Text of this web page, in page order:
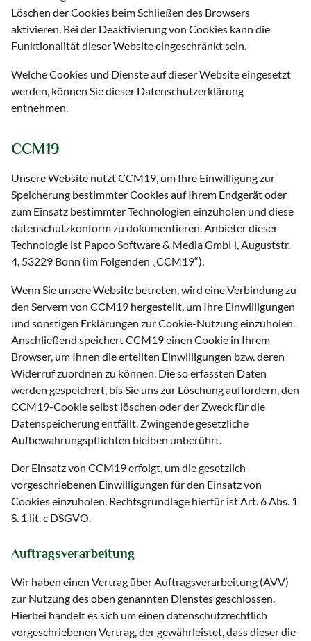
Löschen der Cookies beim Schließen des Browsers
aktivieren. Bei der Deaktivierung von Cookies kann die
Funktionalität dieser Website eingeschränkt sein.
Welche Cookies und Dienste auf dieser Website eingesetzt
werden, können Sie dieser Datenschutzerklärung
entnehmen.
CCM19
Unsere Website nutzt CCM19, um Ihre Einwilligung zur
Speicherung bestimmter Cookies auf Ihrem Endgerät oder
zum Einsatz bestimmter Technologien einzuholen und diese
datenschutzkonform zu dokumentieren. Anbieter dieser
Technologie ist Papoo Software & Media GmbH, Auguststr.
4, 53229 Bonn (im Folgenden „CCM19“).
Wenn Sie unsere Website betreten, wird eine Verbindung zu
den Servern von CCM19 hergestellt, um Ihre Einwilligungen
und sonstigen Erklärungen zur Cookie-Nutzung einzuholen.
Anschließend speichert CCM19 einen Cookie in Ihrem
Browser, um Ihnen die erteilten Einwilligungen bzw. deren
Widerruf zuordnen zu können. Die so erfassten Daten
werden gespeichert, bis Sie uns zur Löschung auffordern, den
CCM19-Cookie selbst löschen oder der Zweck für die
Datenspeicherung entfällt. Zwingende gesetzliche
Aufbewahrungspflichten bleiben unberührt.
Der Einsatz von CCM19 erfolgt, um die gesetzlich
vorgeschriebenen Einwilligungen für den Einsatz von
Cookies einzuholen. Rechtsgrundlage hierfür ist Art. 6 Abs. 1
S. 1 lit. c DSGVO.
Auftragsverarbeitung
Wir haben einen Vertrag über Auftragsverarbeitung (AVV)
zur Nutzung des oben genannten Dienstes geschlossen.
Hierbei handelt es sich um einen datenschutzrechtlich
vorgeschriebenen Vertrag, der gewährleistet, dass dieser die